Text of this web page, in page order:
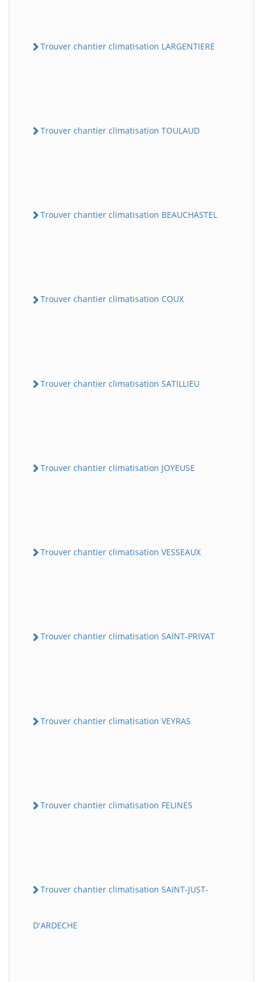
Trouver chantier climatisation LARGENTIERE
Trouver chantier climatisation TOULAUD
Trouver chantier climatisation BEAUCHASTEL
Trouver chantier climatisation COUX
Trouver chantier climatisation SATILLIEU
Trouver chantier climatisation JOYEUSE
Trouver chantier climatisation VESSEAUX
Trouver chantier climatisation SAINT-PRIVAT
Trouver chantier climatisation VEYRAS
Trouver chantier climatisation FELINES
Trouver chantier climatisation SAINT-JUST-
D'ARDECHE